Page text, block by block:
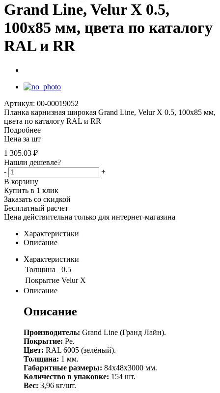
Grand Line, Velur X 0.5,
100х85 мм, цвета по каталогу
RAL и RR
Артикул: 00-00019052
Планка карнизная широкая Grand Line, Velur X 0.5, 100х85 мм,
цвета по каталогу RAL и RR
Подробнее
Цена за шт
1 305.03 ₽
Нашли дешевле?
-
+
В корзину
Купить в 1 клик
Заказать со скидкой
Бесплатный расчет
Цена действительна только для интернет-магазина
Характеристики
Описание
Характеристики
Толщина
0.5
Покрытие Velur X
Описание
Описание
Производитель: Grand Line (Гранд Лайн).
Покрытие: Pe.
Цвет: RAL 6005 (зелёный).
Толщина: 1 мм.
Габаритные размеры: 84х48х3000 мм.
Количество в упаковке: 154 шт.
Вес: 3,96 кг/шт.